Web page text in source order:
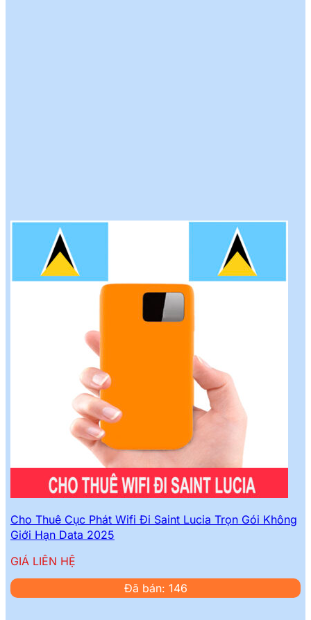
Cho Thuê Cục Phát Wifi Đi Saint Lucia Trọn Gói Không
Giới Hạn Data 2025
GIÁ LIÊN HỆ
Đã bán: 146